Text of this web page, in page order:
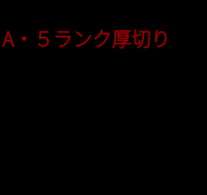
・５ランク厚切り